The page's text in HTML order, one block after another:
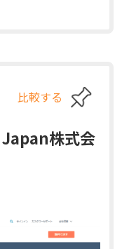
比較する
株式会